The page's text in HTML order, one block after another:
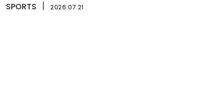
SPORTS 2026.07.21